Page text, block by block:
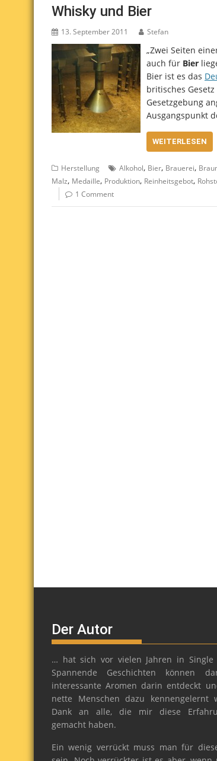
Whisky und Bier
13. September 2011 Stefan
„Zwei Seiten
auch für Bier
Bier ist es das
britisches Gesetz
Gesetzgebung
Ausgangspunkt
WEITERLESEN
Herstellung Alkohol, Bier, Brauerei,
Malz, Medaille, Produktion, Reinheitsgebot,
1 Comment
Der Autor
… hat sich vor vielen Jahren in Single
Spannende Geschichten können
interessante Aromen darin entdeckt
nette Menschen dazu kennengelernt
Dank an alle, die mir diese
gemacht haben.
Ein wenig verrückt muss man für